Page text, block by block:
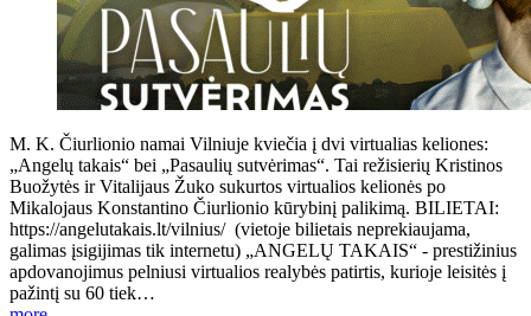
M. K. Čiurlionio namai Vilniuje kviečia į dvi virtualias keliones:
„Angelų takais“ bei „Pasaulių sutvėrimas“. Tai režisierių Kristinos
Buožytės ir Vitalijaus Žuko sukurtos virtualios kelionės po
Mikalojaus Konstantino Čiurlionio kūrybinį palikimą. BILIETAI:
https://angelutakais.lt/vilnius/ (vietoje bilietais neprekiaujama,
galimas įsigijimas tik internetu) „ANGELŲ TAKAIS“ - prestižinius
apdovanojimus pelniusi virtualios realybės patirtis, kurioje leisitės į
pažintį su 60 tiek…